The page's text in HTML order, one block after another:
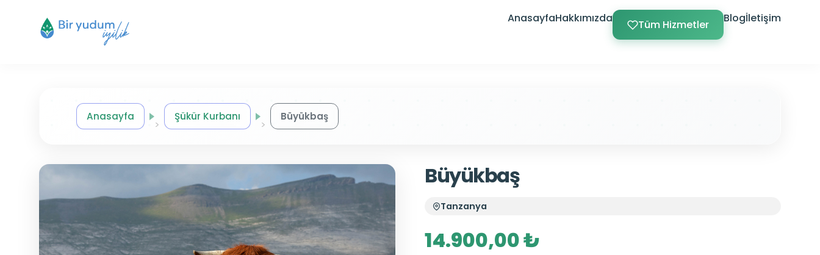
AnasayfaHakkımızda Tüm Hizmetler Blogİletişim
Anasayfa Şükür Kurbanı Büyükbaş
Büyükbaş
Tanzanya
14.900,00 ₺